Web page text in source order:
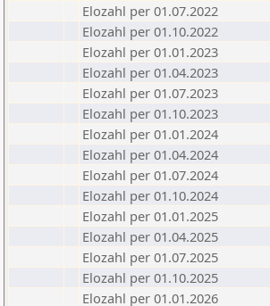
Elozahl per 01.07.2022
Elozahl per 01.10.2022
Elozahl per 01.01.2023
Elozahl per 01.04.2023
Elozahl per 01.07.2023
Elozahl per 01.10.2023
Elozahl per 01.01.2024
Elozahl per 01.04.2024
Elozahl per 01.07.2024
Elozahl per 01.10.2024
Elozahl per 01.01.2025
Elozahl per 01.04.2025
Elozahl per 01.07.2025
Elozahl per 01.10.2025
Elozahl per 01.01.2026